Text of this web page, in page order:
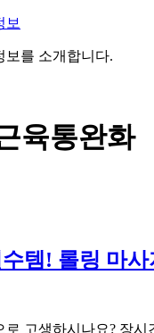
보
보를 소개합니다.
육통완화
템! 롤링 마
로 고생하시나요? 장시